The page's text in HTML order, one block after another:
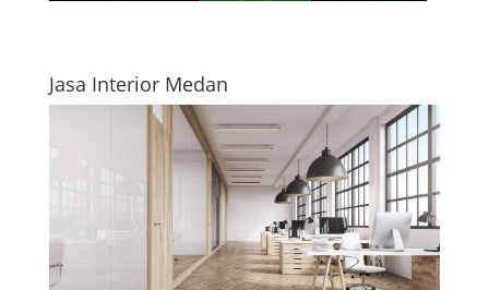
Jasa Interior Medan